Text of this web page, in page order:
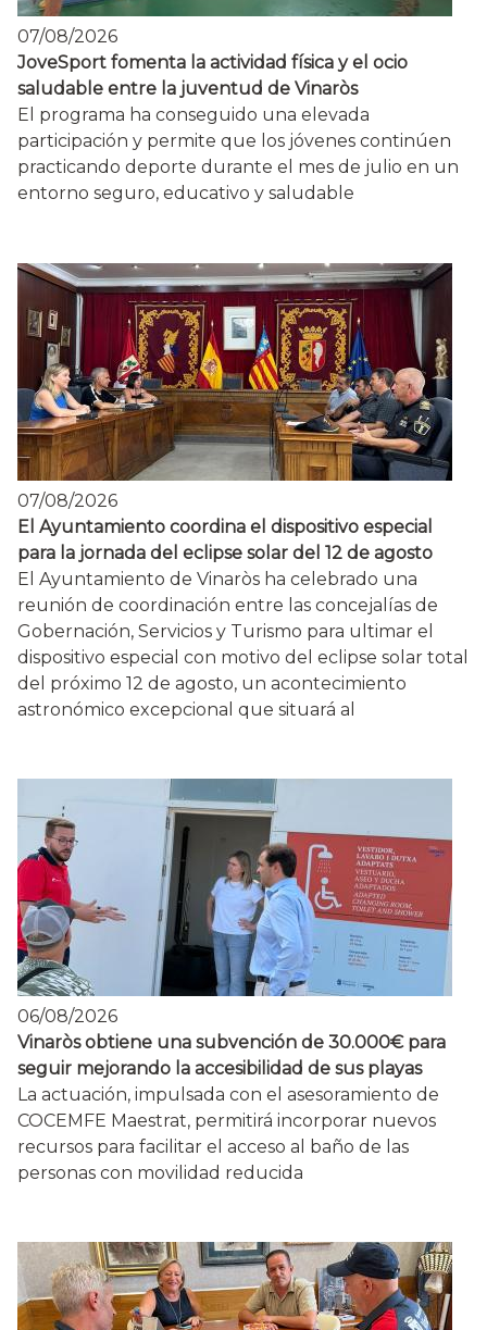
07/08/2026
JoveSport fomenta la actividad física y el ocio
saludable entre la juventud de Vinaròs
El programa ha conseguido una elevada
participación y permite que los jóvenes continúen
practicando deporte durante el mes de julio en un
entorno seguro, educativo y saludable
07/08/2026
El Ayuntamiento coordina el dispositivo especial
para la jornada del eclipse solar del 12 de agosto
El Ayuntamiento de Vinaròs ha celebrado una
reunión de coordinación entre las concejalías de
Gobernación, Servicios y Turismo para ultimar el
dispositivo especial con motivo del eclipse solar total
del próximo 12 de agosto, un acontecimiento
astronómico excepcional que situará al
06/08/2026
Vinaròs obtiene una subvención de 30.000€ para
seguir mejorando la accesibilidad de sus playas
La actuación, impulsada con el asesoramiento de
COCEMFE Maestrat, permitirá incorporar nuevos
recursos para facilitar el acceso al baño de las
personas con movilidad reducida